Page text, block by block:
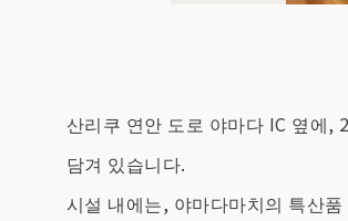
산리쿠 연안 도로 야마다 IC 옆에,
담겨 있습니다.
시설 내에는, 야마다마치의 특산